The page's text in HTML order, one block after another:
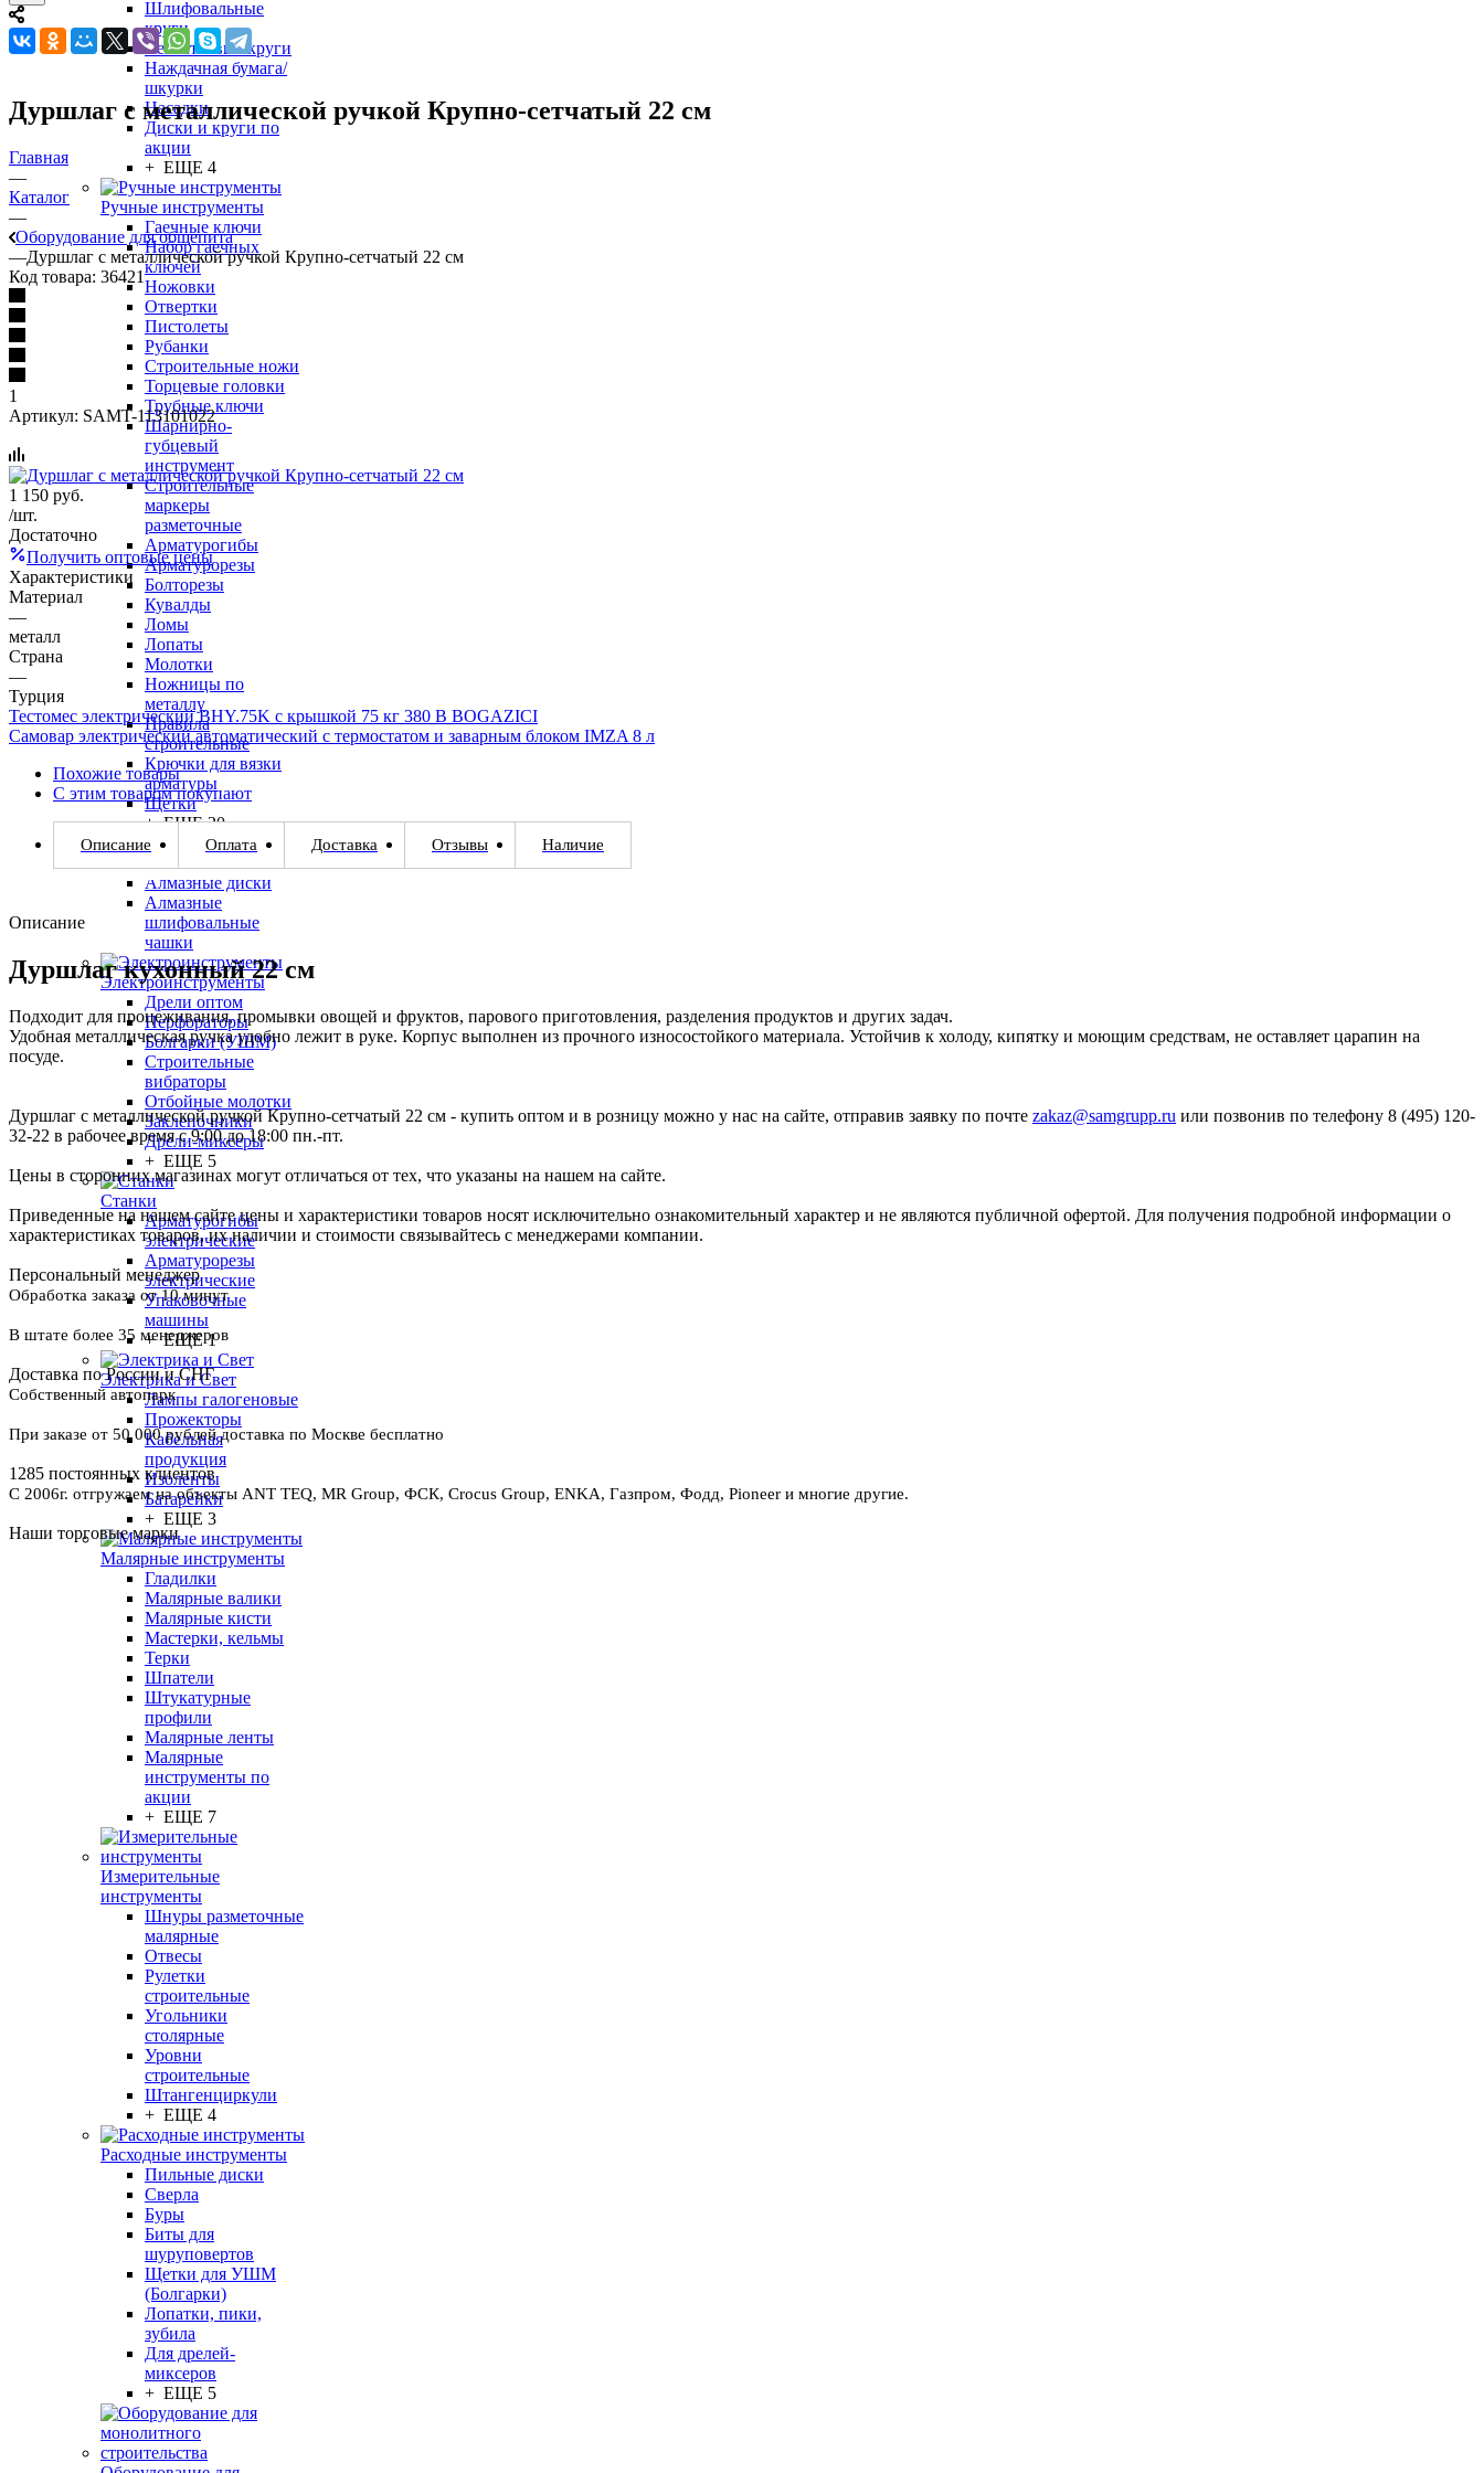
Шлифовальные
круги
Лепестковые круги
Наждачная бумага/
шкурки
Насадки
Диски и круги по
акции
+ ЕЩЕ 4
Ручные инструменты
Гаечные ключи
Набор гаечных
ключей
Ножовки
Отвертки
Пистолеты
Рубанки
Строительные ножи
Торцевые головки
Трубные ключи
Шарнирно-
губцевый
инструмент
Строительные
маркеры
разметочные
Арматурогибы
Арматурорезы
Болторезы
Кувалды
Ломы
Лопаты
Молотки
Ножницы по
металлу
Правила
строительные
Крючки для вязки
арматуры
Щетки
+ ЕЩЕ 20
Алмазные диски
Алмазные
шлифовальные
чашки
Электроинструменты
Дрели оптом
Перфораторы
Болгарки (УШМ)
Строительные
вибраторы
Отбойные молотки
Заклепочники
Дрели-миксеры
+ ЕЩЕ 5
Станки
Арматурогибы
электрические
Арматурорезы
электрические
Упаковочные
машины
+ ЕЩЕ 1
Электрика и Свет
Лампы галогеновые
Прожекторы
Кабельная
продукция
Изоленты
Батарейки
+ ЕЩЕ 3
Малярные инструменты
Гладилки
Малярные валики
Малярные кисти
Мастерки, кельмы
Терки
Шпатели
Штукатурные
профили
Малярные ленты
Малярные
инструменты по
акции
+ ЕЩЕ 7
Измерительные
инструменты
Шнуры разметочные
малярные
Отвесы
Рулетки
строительные
Угольники
столярные
Уровни
строительные
Штангенциркули
+ ЕЩЕ 4
Расходные инструменты
Пильные диски
Сверла
Буры
Биты для
шуруповертов
Щетки для УШМ
(Болгарки)
Лопатки, пики,
зубила
Для дрелей-
миксеров
+ ЕЩЕ 5
Дуршлаг с металлической ручкой Крупно-сетчатый 22 см
Главная
—
Каталог
—
Оборудование для общепита
—Дуршлаг с металлической ручкой Крупно-сетчатый 22 см
Код товара: 36421
1
Артикул: SAMT-113101022
1 150 руб.
/шт.
Достаточно
Получить оптовые цены
Характеристики
Материал
—
металл
Страна
—
Турция
Тестомес электрический BHY.75K с крышкой 75 кг 380 В BOGAZICI
Самовар электрический автоматический с термостатом и заварным блоком IMZA 8 л
Похожие товары
С этим товаром покупают
Описание Оплата Доставка Отзывы Наличие
Описание
Дуршлаг кухонный 22 см
Подходит для процеживания, промывки овощей и фруктов, парового приготовления, разделения продуктов и других задач.
Удобная металлическая ручка удобно лежит в руке. Корпус выполнен из прочного износостойкого материала. Устойчив к холоду, кипятку и моющим средствам, не оставляет царапин на
посуде.
Дуршлаг с металлической ручкой Крупно-сетчатый 22 см - купить оптом и в розницу можно у нас на сайте, отправив заявку по почте zakaz@samgrupp.ru или позвонив по телефону 8 (495) 120-
32-22 в рабочее время с 9:00 до 18:00 пн.-пт.
Цены в сторонних магазинах могут отличаться от тех, что указаны на нашем на сайте.
Приведенные на нашем сайте цены и характеристики товаров носят исключительно ознакомительный характер и не являются публичной офертой. Для получения подробной информации о
характеристиках товаров, их наличии и стоимости связывайтесь с менеджерами компании.
Персональный менеджер
Обработка заказа от 10 минут
В штате более 35 менеджеров
Доставка по России и СНГ
Собственный автопарк
При заказе от 50 000 рублей доставка по Москве бесплатно
1285 постоянных клиентов
С 2006г. отгружаем на объекты ANT TEQ, MR Group, ФСК, Crocus Group, ENKA, Газпром, Фодд, Pioneer и многие другие.
Наши торговые марки